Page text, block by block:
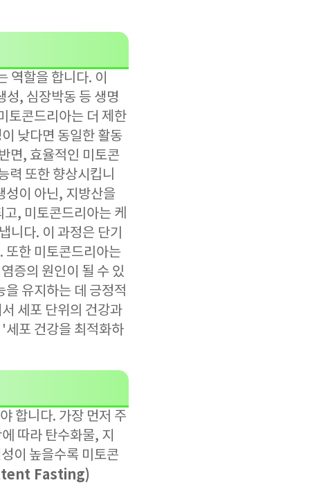
역할을 합니다. 이
성, 심장박동 등 생명
토콘드리아는 더 제한
낮다면 동일한 활동
면, 효율적인 미토콘
력 또한 향상시킵니
성이 아닌, 지방산을
, 미토콘드리아는 케
니다. 이 과정은 단기
또한 미토콘드리아는
증의 원인이 될 수 있
유지하는 데 긍정적
세포 단위의 건강과
세포 건강을 최적화하
합니다. 가장 먼저 주
따라 탄수화물, 지
이 높을수록 미토콘
Fasting)